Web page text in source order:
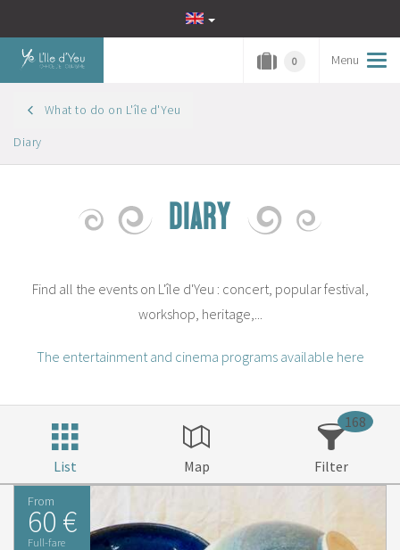
Menu
0
What to do on L'île d'Yeu
Diary
DIARY
Find all the events on L'île d'Yeu : concert, popular festival,
workshop, heritage,...
The entertainment and cinema programs available here
List Map Filter
168
From
60 €
Full-fare